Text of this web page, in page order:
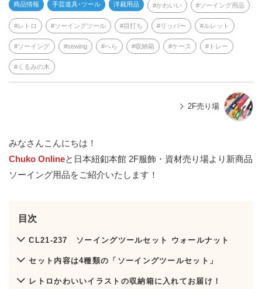
商品情報 手芸道具･ツール 洋裁用品 かわいい ソーイング用品
レトロ ソーイングツール 目打ち リッパー ルレット
ソーイング sewing へら 収納箱 ケース トレー
くるみの木
2F売り場
みなさんこんにちは！
Chuko Onlineと日本紐釦本館 2F服飾・資材売り場より新商品
ソーイング用品をご紹介いたします！
目次
CL21-237 ソーイングツールセット ウォールナット
セット内容は4種類の「ソーイングツールセット」
レトロかわいいイラストの収納箱に入れてお届け！